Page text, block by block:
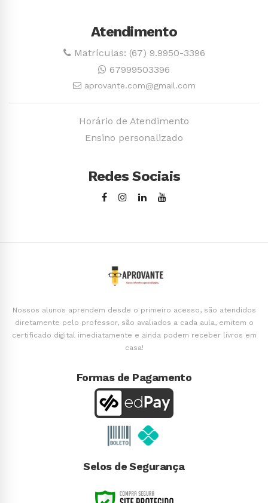
Atendimento
Matrículas: (67) 9.9950-3396
67999503396
aprovante.com@gmail.com
Horário de Atendimento
Ensino personalizado
Redes Sociais
Nossos alunos aprendem desde o primeiro acesso, são atendidos
diretamente pelo professor, são avaliados a cada aula, emitem o
certificado digital imediatamente e ainda podem receber livros em
casa!
Formas de Pagamento
Selos de Segurança